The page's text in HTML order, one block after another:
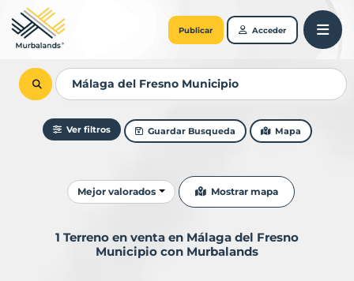
Publicar Acceder
Ver filtros Guardar Busqueda Mapa
Ordenar resultados
Mejor valorados Mostrar mapa
1 Terreno en venta en Málaga del Fresno
Municipio con Murbalands